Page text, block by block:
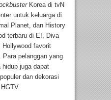
Korea di tvN
untuk keluarga di
Planet, dan History
terbaru di E!, Diva
favorit
pelanggan yang
juga dapat
dan dekorasi